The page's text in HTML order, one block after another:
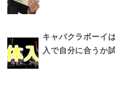
キャバクラボーイ
入で自分に合うか